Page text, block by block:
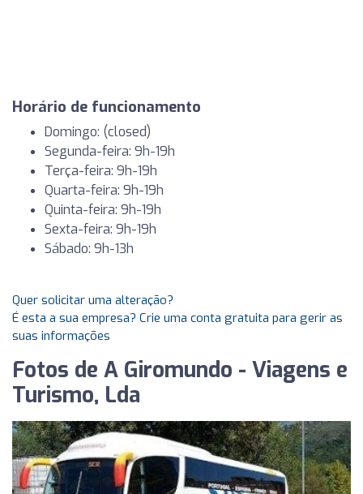
Horário de funcionamento
Domingo: (closed)
Segunda-feira: 9h-19h
Terça-feira: 9h-19h
Quarta-feira: 9h-19h
Quinta-feira: 9h-19h
Sexta-feira: 9h-19h
Sábado: 9h-13h
Quer solicitar uma alteração?
É esta a sua empresa? Crie uma conta gratuita para gerir as
suas informações
Fotos de A Giromundo - Viagens e
Turismo, Lda